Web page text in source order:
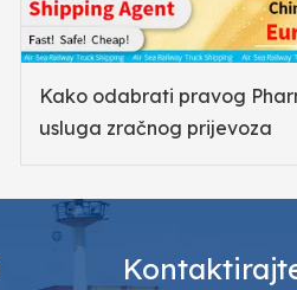
Kako odabrati pravog
usluga zračnog prijevoza